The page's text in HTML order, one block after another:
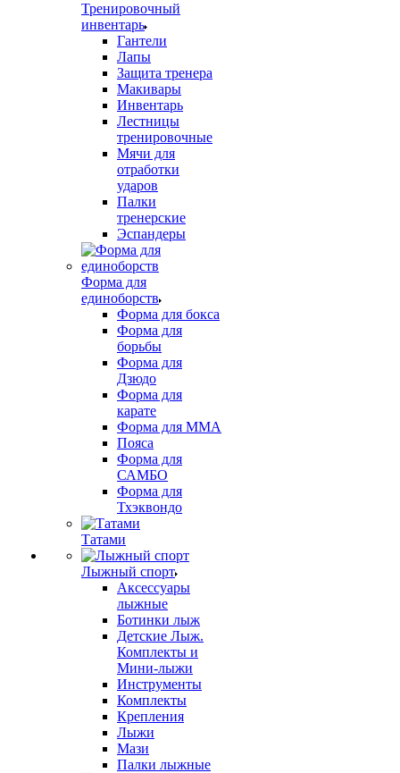
Тренировочный
инвентарь
Гантели
Лапы
Защита тренера
Макивары
Инвентарь
Лестницы
тренировочные
Мячи для
отработки
ударов
Палки
тренерские
Эспандеры
Форма для
единоборств
Форма для бокса
Форма для
борьбы
Форма для
Дзюдо
Форма для
карате
Форма для MMA
Пояса
Форма для
САМБО
Форма для
Тхэквондо
Татами
Лыжный спорт
Аксессуары
лыжные
Ботинки лыж
Детские Лыж.
Комплекты и
Мини-лыжи
Инструменты
Комплекты
Крепления
Лыжи
Мази
Палки лыжные